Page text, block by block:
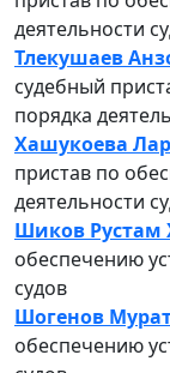
деятельности
Тлекушаев
судебный
порядка
Хашукоева
пристав по
деятельности
Шиков Рустам
обеспечению
судов
Шогенов
обеспечению